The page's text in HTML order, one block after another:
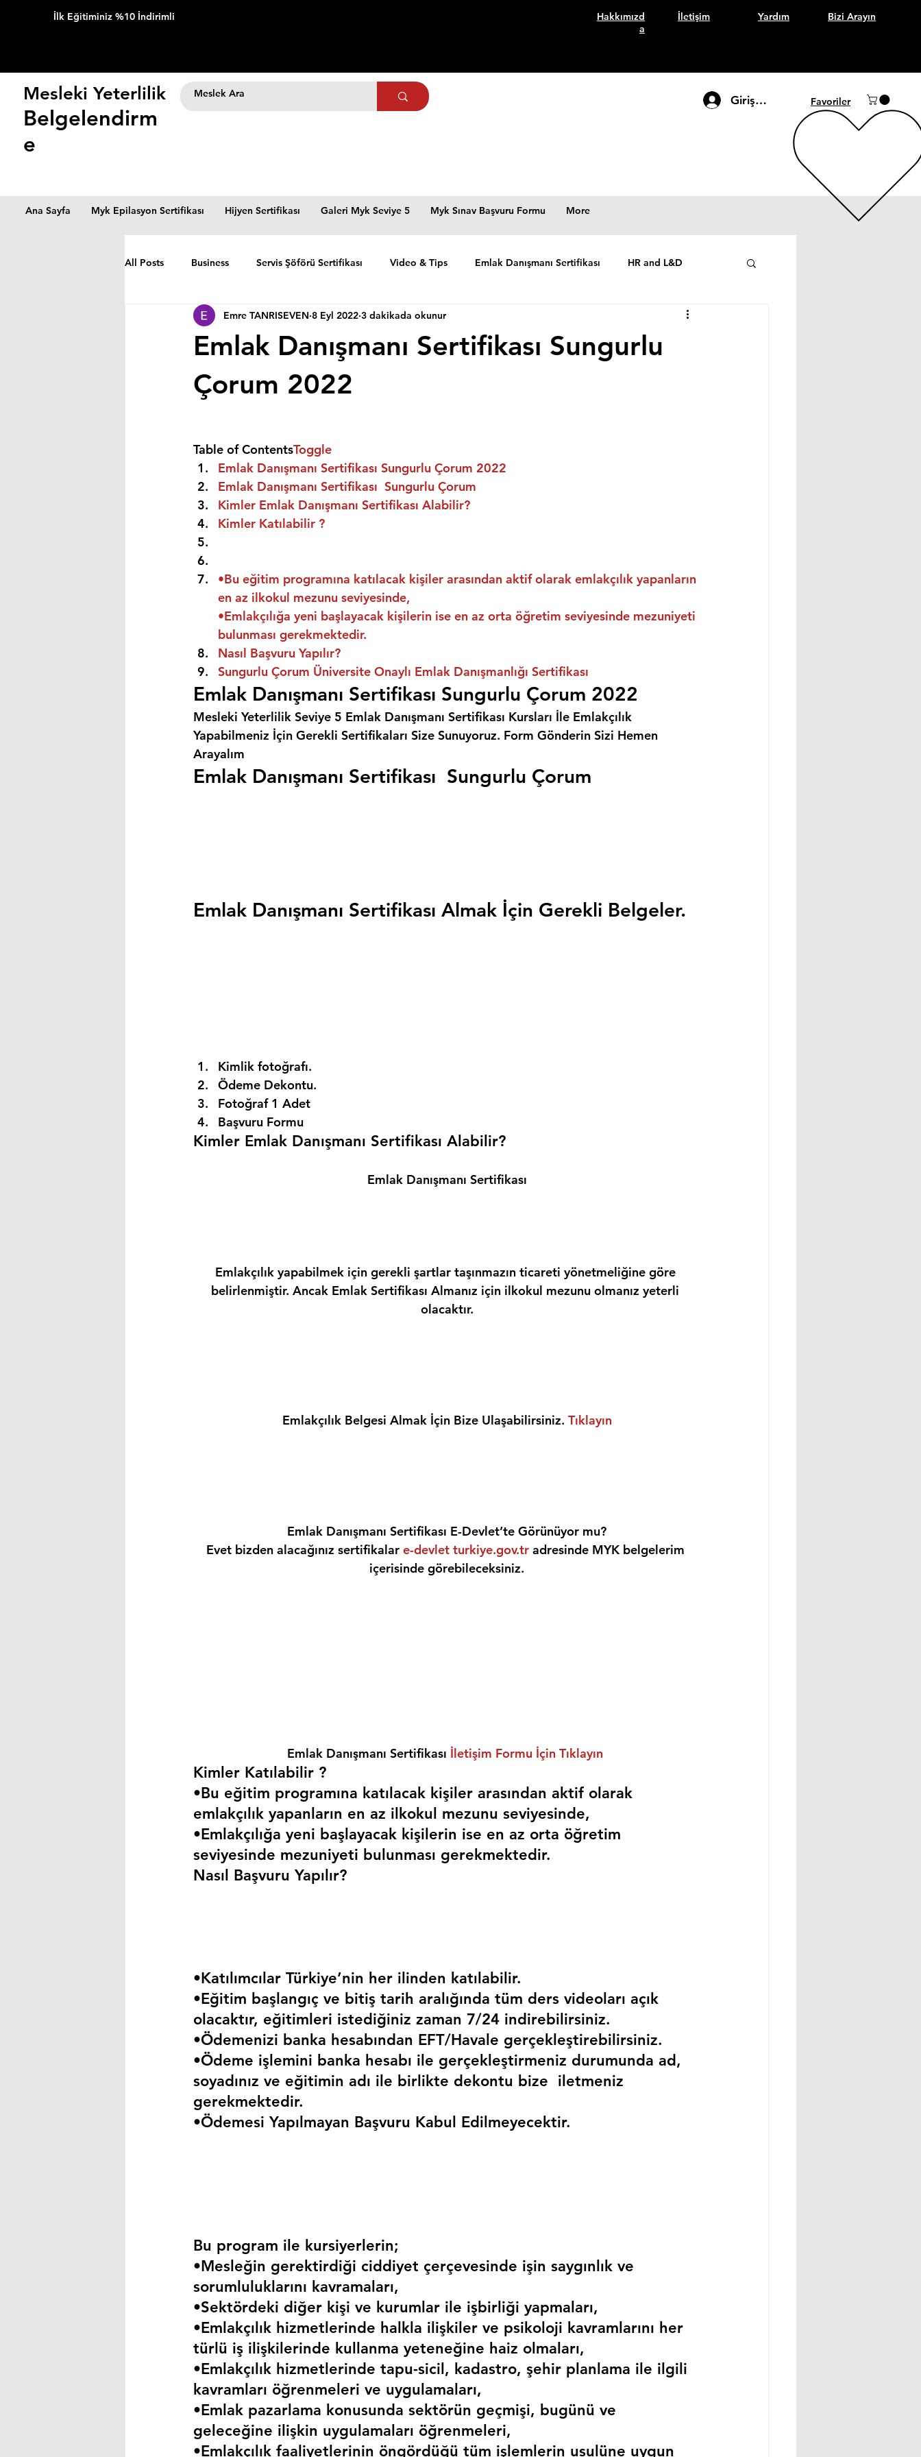
İlk Eğitiminiz %10 İndirimli
Hakkımızd
a
İletişim Yardım Bizi Arayın
Mesleki Yeterlilik
Belgelendirm
e
Giriş Yap Favoriler
Ana Sayfa Myk Epilasyon Sertifikası Hijyen Sertifikası Galeri Myk Seviye 5 Myk Sınav Başvuru Formu More
All Posts Business Servis Şöförü Sertifikası Video & Tips Emlak Danışmanı Sertifikası HR and L&D
Emlak Danışmanı Sertifikası Sungurlu
Çorum 2022
Emre TANRISEVEN 8 Eyl 2022 3 dakikada okunur
Table of ContentsToggle
Emlak Danışmanı Sertifikası Sungurlu Çorum 2022
Emlak Danışmanı Sertifikası  Sungurlu Çorum
Kimler Emlak Danışmanı Sertifikası Alabilir?
Kimler Katılabilir ?
•Bu eğitim programına katılacak kişiler arasından aktif olarak emlakçılık yapanların
en az ilkokul mezunu seviyesinde,
•Emlakçılığa yeni başlayacak kişilerin ise en az orta öğretim seviyesinde mezuniyeti
bulunması gerekmektedir.
Nasıl Başvuru Yapılır?
Sungurlu Çorum Üniversite Onaylı Emlak Danışmanlığı Sertifikası
Emlak Danışmanı Sertifikası Sungurlu Çorum 2022
Mesleki Yeterlilik Seviye 5 Emlak Danışmanı Sertifikası Kursları İle Emlakçılık
Yapabilmeniz İçin Gerekli Sertifikaları Size Sunuyoruz. Form Gönderin Sizi Hemen
Arayalım
Emlak Danışmanı Sertifikası  Sungurlu Çorum
Emlak Danışmanı Sertifikası Almak İçin Gerekli Belgeler.
Kimlik fotoğrafı.
Ödeme Dekontu.
Fotoğraf 1 Adet
Başvuru Formu
Kimler Emlak Danışmanı Sertifikası Alabilir?
Emlak Danışmanı Sertifikası
Emlakçılık yapabilmek için gerekli şartlar taşınmazın ticareti yönetmeliğine göre
belirlenmiştir. Ancak Emlak Sertifikası Almanız için ilkokul mezunu olmanız yeterli
olacaktır.
Emlakçılık Belgesi Almak İçin Bize Ulaşabilirsiniz. Tıklayın
Emlak Danışmanı Sertifikası E-Devlet’te Görünüyor mu?
Evet bizden alacağınız sertifikalar e-devlet turkiye.gov.tr adresinde MYK belgelerim
içerisinde görebileceksiniz.
Emlak Danışmanı Sertifikası İletişim Formu İçin Tıklayın
Kimler Katılabilir ?
•Bu eğitim programına katılacak kişiler arasından aktif olarak
emlakçılık yapanların en az ilkokul mezunu seviyesinde,
•Emlakçılığa yeni başlayacak kişilerin ise en az orta öğretim
seviyesinde mezuniyeti bulunması gerekmektedir.
Nasıl Başvuru Yapılır?
•Katılımcılar Türkiye’nin her ilinden katılabilir.
•Eğitim başlangıç ve bitiş tarih aralığında tüm ders videoları açık
olacaktır, eğitimleri istediğiniz zaman 7/24 indirebilirsiniz.
•Ödemenizi banka hesabından EFT/Havale gerçekleştirebilirsiniz.
•Ödeme işlemini banka hesabı ile gerçekleştirmeniz durumunda ad,
soyadınız ve eğitimin adı ile birlikte dekontu bize  iletmeniz
gerekmektedir.
•Ödemesi Yapılmayan Başvuru Kabul Edilmeyecektir.
Bu program ile kursiyerlerin;
•Mesleğin gerektirdiği ciddiyet çerçevesinde işin saygınlık ve
sorumluluklarını kavramaları,
•Sektördeki diğer kişi ve kurumlar ile işbirliği yapmaları,
•Emlakçılık hizmetlerinde halkla ilişkiler ve psikoloji kavramlarını her
türlü iş ilişkilerinde kullanma yeteneğine haiz olmaları,
•Emlakçılık hizmetlerinde tapu-sicil, kadastro, şehir planlama ile ilgili
kavramları öğrenmeleri ve uygulamaları,
•Emlak pazarlama konusunda sektörün geçmişi, bugünü ve
geleceğine ilişkin uygulamaları öğrenmeleri,
•Emlakçılık faaliyetlerinin öngördüğü tüm işlemlerin usulüne uygun